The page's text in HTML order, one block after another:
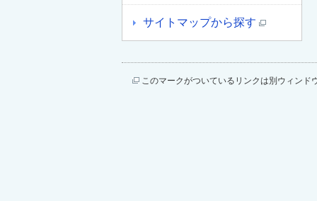
サイトマップから探す
このマークがついているリンクは別ウィンド